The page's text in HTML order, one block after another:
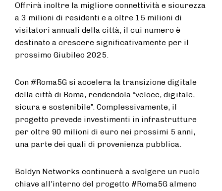
Offrirà inoltre la migliore connettività e sicurezza
a 3 milioni di residenti e a oltre 15 milioni di
visitatori annuali della città, il cui numero è
destinato a crescere significativamente per il
prossimo Giubileo 2025.
Con #Roma5G si accelera la transizione digitale
della città di Roma, rendendola “veloce, digitale,
sicura e sostenibile”. Complessivamente, il
progetto prevede investimenti in infrastrutture
per oltre 90 milioni di euro nei prossimi 5 anni,
una parte dei quali di provenienza pubblica.
Boldyn Networks continuerà a svolgere un ruolo
chiave all'interno del progetto #Roma5G almeno